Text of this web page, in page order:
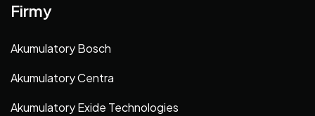
Firmy
Akumulatory Bosch
Akumulatory Centra
Akumulatory Exide Technologies